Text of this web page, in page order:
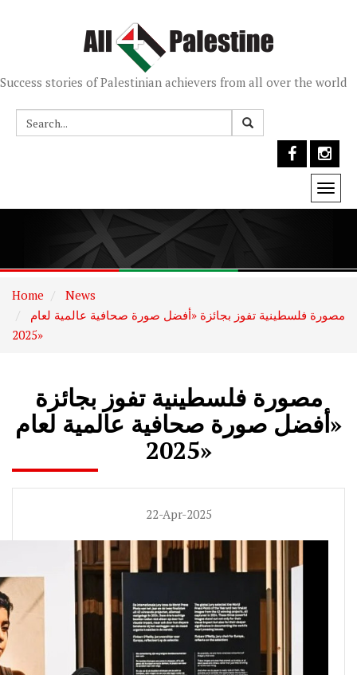
Success stories of Palestinian achievers from all over the world
Home
News
2025»
مصورة فلسطينية تفوز بجائزة
«أفضل صورة صحافية عالمية لعام
2025»
22-Apr-2025